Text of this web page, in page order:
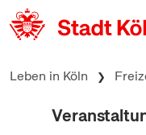
zum Inhalt springen
Leben in Köln